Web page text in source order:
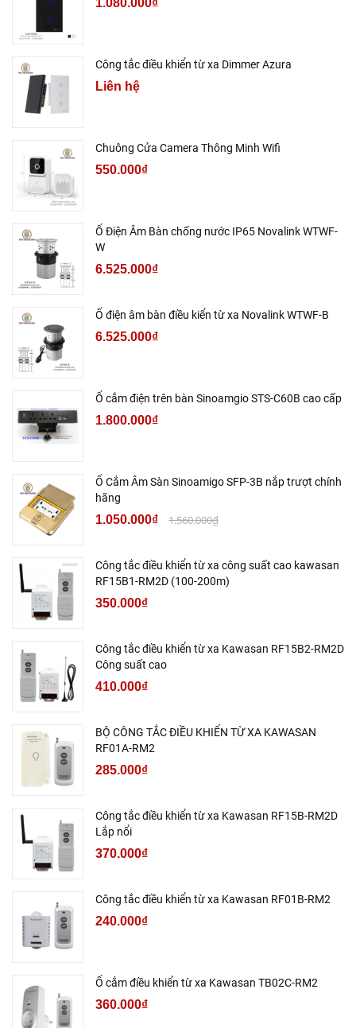
Công tắc điều khiển từ xa Dimmer Azura
Liên hệ
Chuông Cửa Camera Thông Minh Wifi
550.000₫
Ổ Điện Âm Bàn chống nước IP65 Novalink WTWF-
W
6.525.000₫
Ổ điện âm bàn điều kiển từ xa Novalink WTWF-B
6.525.000₫
Ổ cắm điện trên bàn Sinoamgio STS-C60B cao cấp
1.800.000₫
Ổ Cắm Âm Sàn Sinoamigo SFP-3B nắp trượt chính
hãng
1.050.000₫ 1.560.000₫
Công tắc điều khiển từ xa công suất cao kawasan
RF15B1-RM2D (100-200m)
350.000₫
Công tắc điều khiển từ xa Kawasan RF15B2-RM2D
Công suất cao
410.000₫
BỘ CÔNG TẮC ĐIỀU KHIỂN TỪ XA KAWASAN
RF01A-RM2
285.000₫
Công tắc điều khiển từ xa Kawasan RF15B-RM2D
Lắp nổi
370.000₫
Công tắc điều khiển từ xa Kawasan RF01B-RM2
240.000₫
Ổ cắm điều khiển từ xa Kawasan TB02C-RM2
360.000₫